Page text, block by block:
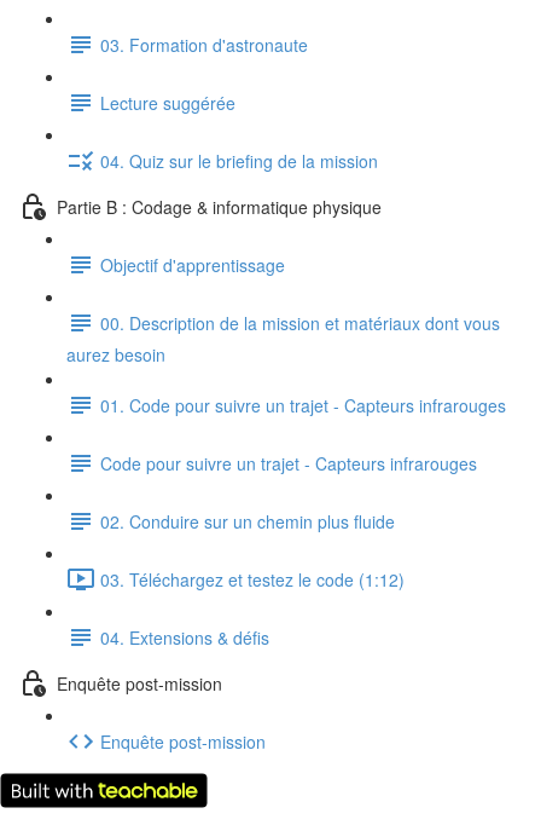
03. Formation d'astronaute
Lecture suggérée
04. Quiz sur le briefing de la mission
Partie B : Codage & informatique physique
Objectif d'apprentissage
00. Description de la mission et matériaux dont vous
aurez besoin
01. Code pour suivre un trajet - Capteurs infrarouges
Code pour suivre un trajet - Capteurs infrarouges
02. Conduire sur un chemin plus fluide
03. Téléchargez et testez le code (1:12)
04. Extensions & défis
Enquête post-mission
Enquête post-mission